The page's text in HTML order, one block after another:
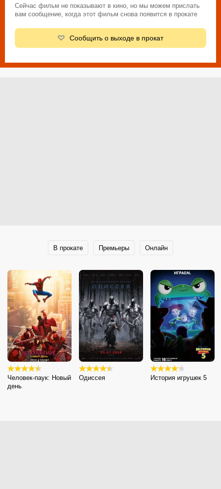
Сейчас фильм не показывают в кино, но мы можем прислать
вам сообщение, когда этот фильм снова появится в прокате
Сообщить о выходе в прокат
В прокате Премьеры Онлайн
Человек-паук: Новый
день
Одиссея История игрушек 5